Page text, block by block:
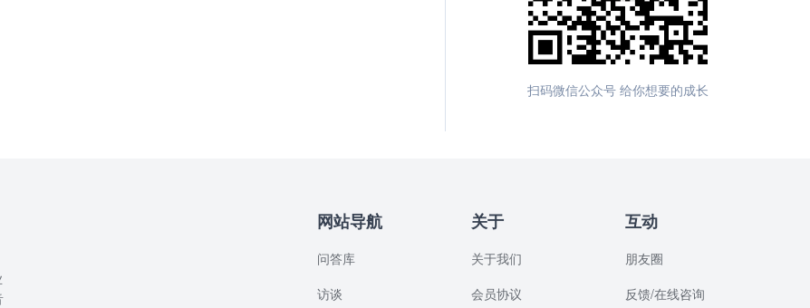
扫码微信公众号 给你想要的成长
网站导航
问答库
访谈
关于
关于我们
会员协议
互动
朋友圈
反馈/在线咨询